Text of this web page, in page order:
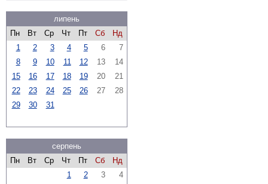
липень
Пн
Вт Ср Чт Пт Сб
Нд
1
2 3 4 5 6
7
8
9 10 11 12 13
14
15
16 17 18 19 20
21
22
23 24 25 26 27
28
29
30 31
серпень
Пн
Вт Ср Чт Пт Сб
Нд
1
2 3
4